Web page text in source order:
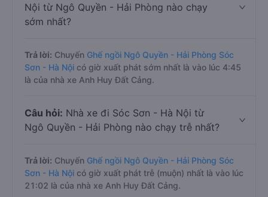
Nội từ Ngô Quyền - Hải Phòng nào chạy
sớm nhất?
Trả lời: Chuyến Ghế ngồi Ngô Quyền - Hải Phòng Sóc
Sơn - Hà Nội có giờ xuất phát sớm nhất là vào lúc 4:45
là của nhà xe Anh Huy Đất Cảng.
Câu hỏi: Nhà xe đi Sóc Sơn - Hà Nội từ
Ngô Quyền - Hải Phòng nào chạy trễ nhất?
Trả lời: Chuyến Ghế ngồi Ngô Quyền - Hải Phòng Sóc
Sơn - Hà Nội có giờ xuất phát trễ (muộn) nhất là vào lúc
21:02 là của nhà xe Anh Huy Đất Cảng.